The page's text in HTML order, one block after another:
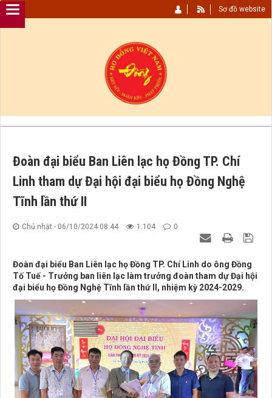
Sơ đồ website
Đoàn đại biểu Ban Liên lạc họ Đồng TP. Chí
Linh tham dự Đại hội đại biểu họ Đồng Nghệ
Tĩnh lần thứ II
Chủ nhật - 06/10/2024 08:44 1.104 0
Đoàn đại biểu Ban Liên lạc họ Đồng TP. Chí Linh do ông Đồng
Tố Tuế - Trưởng ban liên lạc làm trưởng đoàn tham dự Đại hội
đại biểu họ Đồng Nghệ Tĩnh lần thứ II, nhiệm kỳ 2024-2029.